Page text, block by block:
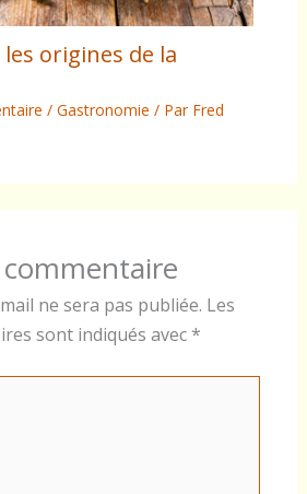
origines de la
/ Gastronomie / Par Fred
ne sera pas publiée. Les
sont indiqués avec *